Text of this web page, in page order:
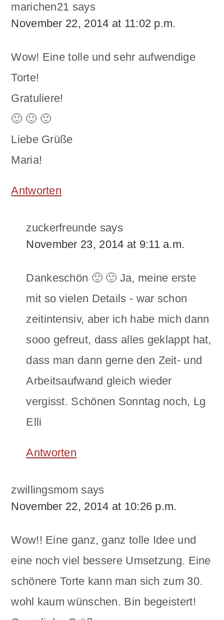
marichen21 says
November 22, 2014 at 11:02 p.m.
Wow! Eine tolle und sehr aufwendige
Torte!
Gratuliere!
🙂 🙂 🙂
Liebe Grüße
Maria!
Antworten
zuckerfreunde says
November 23, 2014 at 9:11 a.m.
Dankeschön 🙂 🙂 Ja, meine erste
mit so vielen Details - war schon
zeitintensiv, aber ich habe mich dann
sooo gefreut, dass alles geklappt hat,
dass man dann gerne den Zeit- und
Arbeitsaufwand gleich wieder
vergisst. Schönen Sonntag noch, Lg
Elli
Antworten
zwillingsmom says
November 22, 2014 at 10:26 p.m.
Wow!! Eine ganz, ganz tolle Idee und
eine noch viel bessere Umsetzung. Eine
schönere Torte kann man sich zum 30.
wohl kaum wünschen. Bin begeistert!